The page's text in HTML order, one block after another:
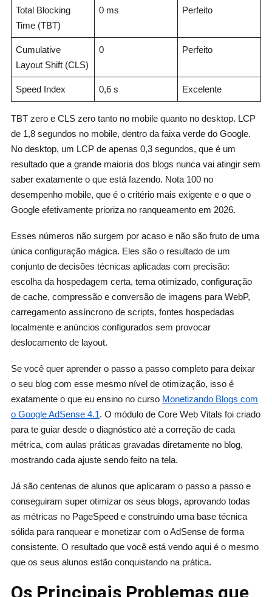
Total Blocking
Time (TBT)
0 ms Perfeito
Cumulative
Layout Shift (CLS)
0 Perfeito
Speed Index 0,6 s Excelente
TBT zero e CLS zero tanto no mobile quanto no desktop. LCP
de 1,8 segundos no mobile, dentro da faixa verde do Google.
No desktop, um LCP de apenas 0,3 segundos, que é um
resultado que a grande maioria dos blogs nunca vai atingir sem
saber exatamente o que está fazendo. Nota 100 no
desempenho mobile, que é o critério mais exigente e o que o
Google efetivamente prioriza no ranqueamento em 2026.
Esses números não surgem por acaso e não são fruto de uma
única configuração mágica. Eles são o resultado de um
conjunto de decisões técnicas aplicadas com precisão:
escolha da hospedagem certa, tema otimizado, configuração
de cache, compressão e conversão de imagens para WebP,
carregamento assíncrono de scripts, fontes hospedadas
localmente e anúncios configurados sem provocar
deslocamento de layout.
Se você quer aprender o passo a passo completo para deixar
o seu blog com esse mesmo nível de otimização, isso é
exatamente o que eu ensino no curso Monetizando Blogs com
o Google AdSense 4.1. O módulo de Core Web Vitals foi criado
para te guiar desde o diagnóstico até a correção de cada
métrica, com aulas práticas gravadas diretamente no blog,
mostrando cada ajuste sendo feito na tela.
Já são centenas de alunos que aplicaram o passo a passo e
conseguiram super otimizar os seus blogs, aprovando todas
as métricas no PageSpeed e construindo uma base técnica
sólida para ranquear e monetizar com o AdSense de forma
consistente. O resultado que você está vendo aqui é o mesmo
que os seus alunos estão conquistando na prática.
Os Principais Problemas que